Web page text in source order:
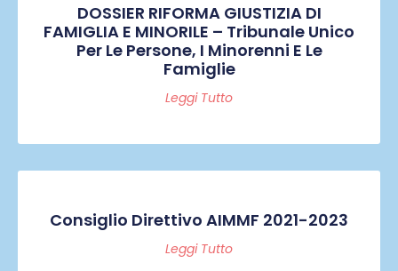
DOSSIER RIFORMA GIUSTIZIA DI
FAMIGLIA E MINORILE – Tribunale Unico
Per Le Persone, I Minorenni E Le
Famiglie
Leggi Tutto
Consiglio Direttivo AIMMF 2021-2023
Leggi Tutto